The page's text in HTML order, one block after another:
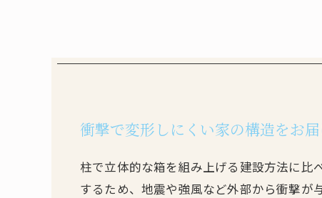
衝撃で変形しにくい家の構造をお
柱で立体的な箱を組み上げる建設方法に比
するため、地震や強風など外部から衝撃が